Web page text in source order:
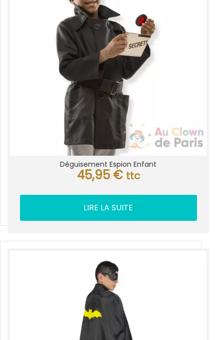
Déguisement Espion Enfant
45,95 € ttc
LIRE LA SUITE